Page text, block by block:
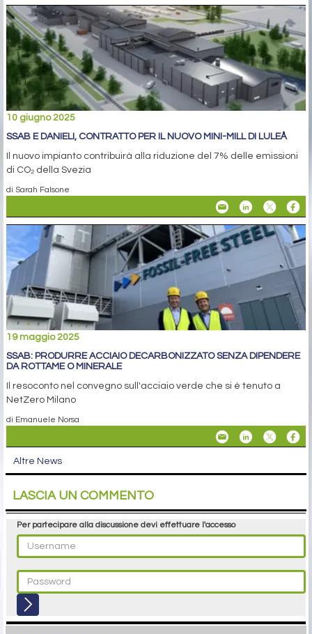
10 giugno 2025
SSAB E DANIELI, CONTRATTO PER IL NUOVO MINI-MILL DI LULEÅ
Il nuovo impianto contribuirà alla riduzione del 7% delle emissioni
di CO₂ della Svezia
di Sarah Falsone
19 maggio 2025
SSAB: PRODURRE ACCIAIO DECARBONIZZATO SENZA DIPENDERE
DA ROTTAME O MINERALE
Il resoconto nel convegno sull'acciaio verde che si è tenuto a
NetZero Milano
di Emanuele Norsa
Altre News
LASCIA UN COMMENTO
Per partecipare alla discussione devi effettuare l'accesso